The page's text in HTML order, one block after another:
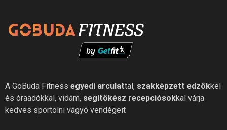
A GoBuda Fitness egyedi arculattal, szakképzett edzőkkel
és óraadókkal, vidám, segítőkész recepciósokkal várja
kedves sportolni vágyó vendégeit